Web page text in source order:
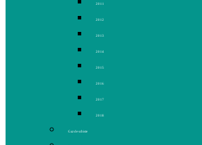
2011
2012
2013
2014
2015
2016
2017
2018
Gaz de schiste